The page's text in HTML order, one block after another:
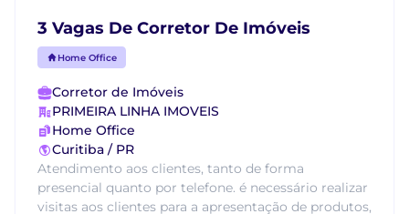
3 Vagas De Corretor De Imóveis
Home Office
Corretor de Imóveis
PRIMEIRA LINHA IMOVEIS
Home Office
Curitiba / PR
Atendimento aos clientes, tanto de forma
presencial quanto por telefone. é necessário realizar
visitas aos clientes para a apresentação de produtos,